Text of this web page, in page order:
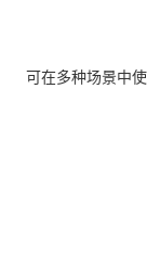
可在多种场景中使